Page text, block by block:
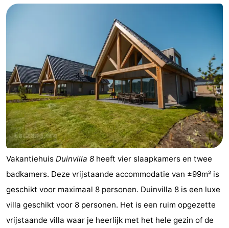
Vakantiehuis Duinvilla 8 heeft vier slaapkamers en twee
badkamers. Deze vrijstaande accommodatie van ±99m² is
geschikt voor maximaal 8 personen. Duinvilla 8 is een luxe
villa geschikt voor 8 personen. Het is een ruim opgezette
vrijstaande villa waar je heerlijk met het hele gezin of de